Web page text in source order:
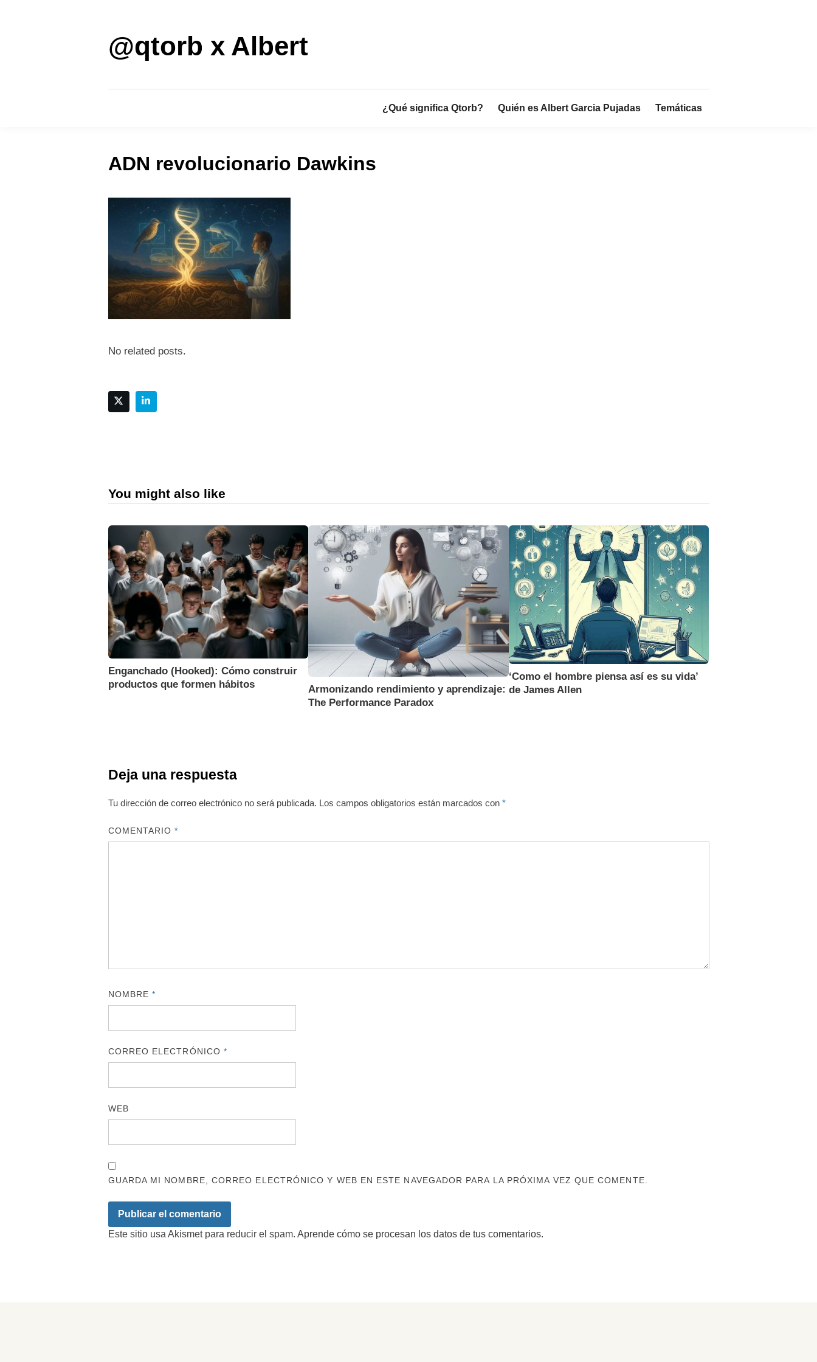
@qtorb x Albert
¿Qué significa Qtorb? Quién es Albert Garcia Pujadas Temáticas
ADN revolucionario Dawkins
No related posts.
You might also like
Enganchado (Hooked): Cómo construir
productos que formen hábitos
Armonizando rendimiento y aprendizaje:
The Performance Paradox
‘Como el hombre piensa así es su vida’
de James Allen
Deja una respuesta
Tu dirección de correo electrónico no será publicada. Los campos obligatorios están marcados con *
COMENTARIO*
NOMBRE*
CORREO ELECTRÓNICO *
WEB
GUARDA MI NOMBRE, CORREO ELECTRÓNICO Y WEB EN ESTE NAVEGADOR PARA LA PRÓXIMA VEZ QUE COMENTE.
Este sitio usa Akismet para reducir el spam. Aprende cómo se procesan los datos de tus comentarios.